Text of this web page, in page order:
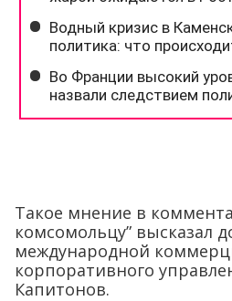
Такое мнение в
комсомольцу” высказал
международной
корпоративного
Капитонов.